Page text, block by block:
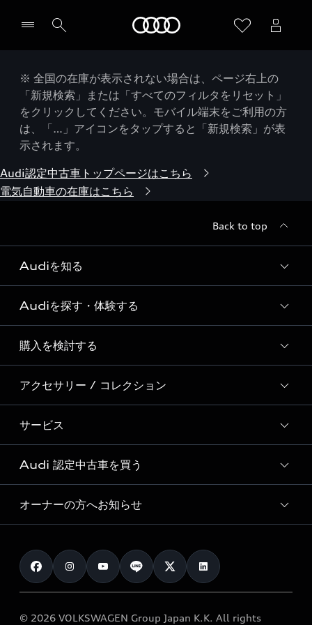
※ 全国の在庫が表示されない場合は、ページ右上の
「新規検索」または「すべてのフィルタをリセット」
をクリックしてください。モバイル端末をご利用の方
は、「…」アイコンをタップすると「新規検索」が表
示されます。
Audi認定中古車トップページはこちら
電気自動車の在庫はこちら
Back to top
Audiを知る
Audi ブランド
Story of Progress
Audi Sport
Formula 1®
デジタルサービス
Audiを探す・体験する
ディーラー検索
新車在庫検索
試乗車・展示車検索
見積り依頼
試乗予約
購入を検討する
モデル一覧
特別仕様モデル / 限定モデル
e-tronラインアップ
価格シミュレーション
車両比較
カタログ一覧
アクセサリー / コレクション
純正アクセサリー
オンラインショップ
Audi collection
アウディナビアプリ
サービス
サービス入庫予約
サービスプログラム
メンテナンス
車検 / 定期点検
e-tronアフターサポート
Audi 認定中古車を買う
Audi認定中古車
クオリティ
保証
メンテナンス
オーナーの方へお知らせ
お知らせ
オーナー様向けキャンペーン
© 2026 VOLKSWAGEN Group Japan K.K. All rights